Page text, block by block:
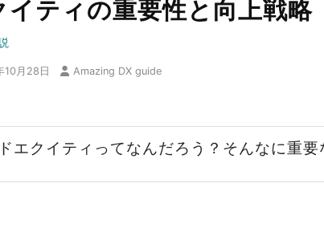
イティの重要性と向上戦略
10月28日 Amazing DX guide
エクイティってなんだろう？そんなに重要